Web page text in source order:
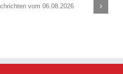
Hösbacher